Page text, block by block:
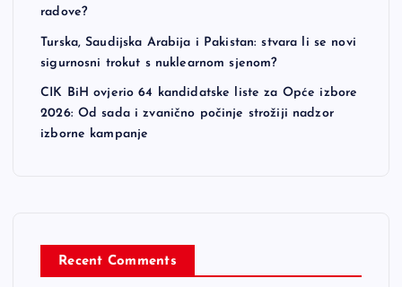
radove?
Turska, Saudijska Arabija i Pakistan: stvara li se novi
sigurnosni trokut s nuklearnom sjenom?
CIK BiH ovjerio 64 kandidatske liste za Opće izbore
2026: Od sada i zvanično počinje strožiji nadzor
izborne kampanje
Recent Comments